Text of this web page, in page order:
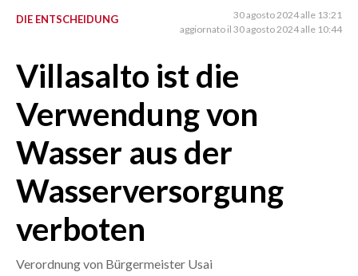
NUORO E PROVINCIA
AGENDA
ITALIA
MONDO
POLITICA
ECONOMIA
SERVIZI ALLE IMPRESE
DIE ENTSCHEIDUNG
30 agosto 2024 alle 13:21
aggiornato il 30 agosto 2024 alle 10:44
Villasalto ist die
Verwendung von
Wasser aus der
Wasserversorgung
verboten
Verordnung von Bürgermeister Usai